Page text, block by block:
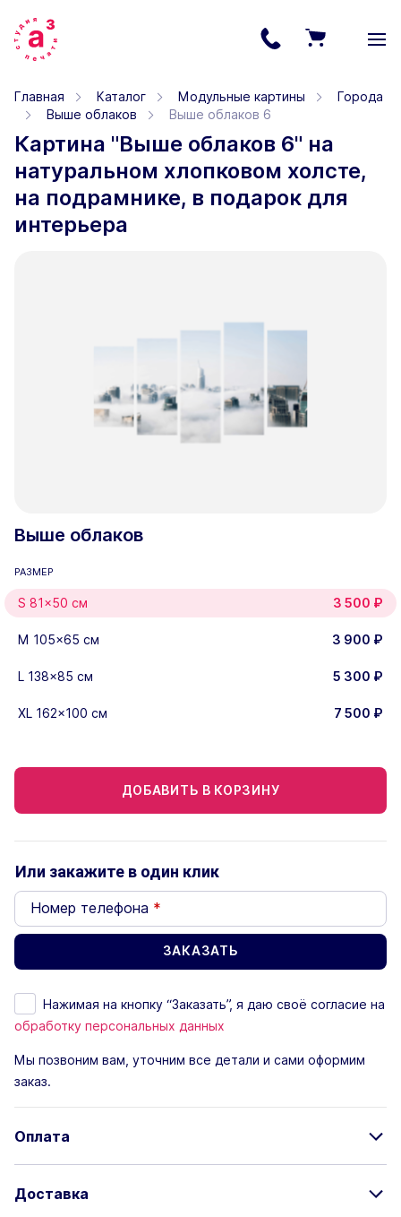
Главная Каталог Модульные картины
Города
Выше облаков
Выше облаков 6
Картина "Выше облаков 6" на
натуральном хлопковом холсте,
на подрамнике, в подарок для
интерьера
Выше облаков
РАЗМЕР
S 81x50 см 3 500 ₽
M 105x65 см 3 900 ₽
L 138x85 см 5 300 ₽
XL 162x100 см 7 500 ₽
ДОБАВИТЬ В КОРЗИНУ
Или закажите в один клик
Номер телефона *
Нажимая на кнопку “Заказать”, я даю своё согласие на
обработку персональных данных
Мы позвоним вам, уточним все детали и сами оформим
заказ.
Оплата
Доставка